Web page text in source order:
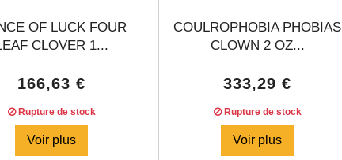
OF LUCK FOUR
CLOVER 1...
166,63 €
Rupture de stock
Voir plus
COULROPHOBIA PHOBIAS
CLOWN 2 OZ...
333,29 €
Rupture de stock
Voir plus